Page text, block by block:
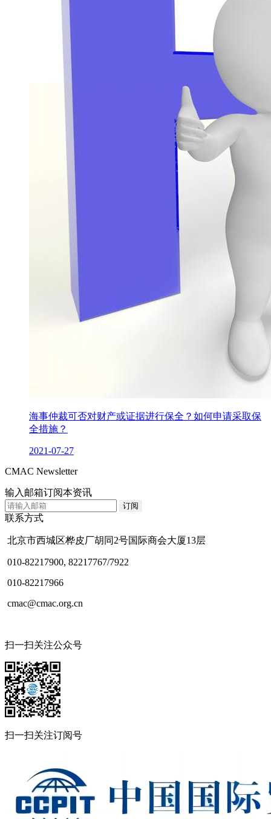
海事仲裁可否对财产或证据进行保全？如何申请采取保
全措施？
2021-07-27
CMAC Newsletter
输入邮箱订阅本资讯
联系方式
北京市西城区桦皮厂胡同2号国际商会大厦13层
010-82217900, 82217767/7922
010-82217966
cmac@cmac.org.cn
扫一扫关注公众号
扫一扫关注订阅号